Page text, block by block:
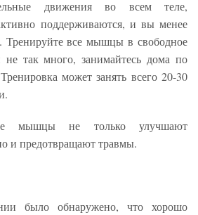
движения во всем теле,
поддерживаются, и вы менее
Тренируйте все мышцы в свободное
так много, занимайтесь дома по
может занять всего 20-30
мышцы не только улучшают
и предотвращают травмы.
было обнаружено, что хорошо